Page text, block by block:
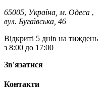
65005, Україна, м. Одеса ,
вул. Бугаївська, 46
Відкриті 5 днів на тиждень
з 8:00 до 17:00
Зв'язатися
Контакти